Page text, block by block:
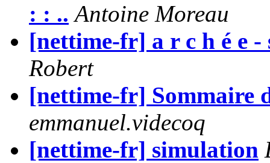
: : .. Antoine Moreau
[nettime-fr] a r c h é e
Robert
[nettime-fr] Sommaire
emmanuel.videcoq
[nettime-fr] simulation